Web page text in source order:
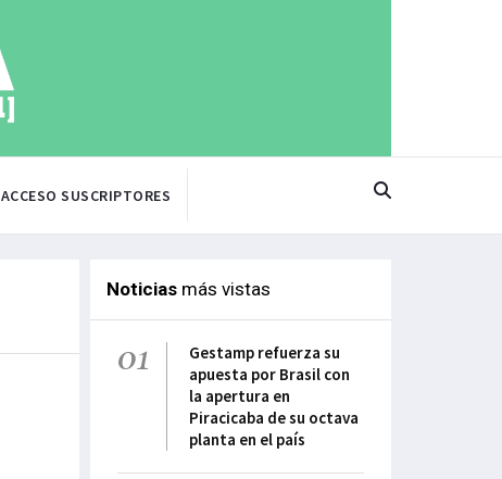
ACCESO SUSCRIPTORES
Noticiasmás vistas
01
Gestamp refuerza su
apuesta por Brasil con
la apertura en
Piracicaba de su octava
planta en el país